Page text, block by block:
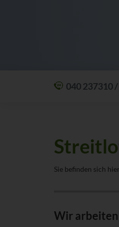
040 237310
anrufen:
Sie befinden sich
Wir arbeiten